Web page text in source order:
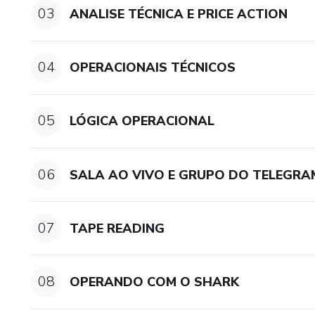
03 ANALISE TÉCNICA E PRICE ACTION
04 OPERACIONAIS TÉCNICOS
05 LÓGICA OPERACIONAL
06 SALA AO VIVO E GRUPO DO
07 TAPE READING
08 OPERANDO COM O SHARK